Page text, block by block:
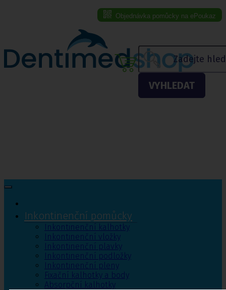
Objednávka pomůcky na ePoukaz
VYHLEDAT
Inkontinenční pomůcky
Inkontinenční kalhotky
Inkontinenční vložky
Inkontinenční plavky
Inkontinenční podložky
Inkontinenční pleny
Fixační kalhotky a body
Absorpční kalhotky